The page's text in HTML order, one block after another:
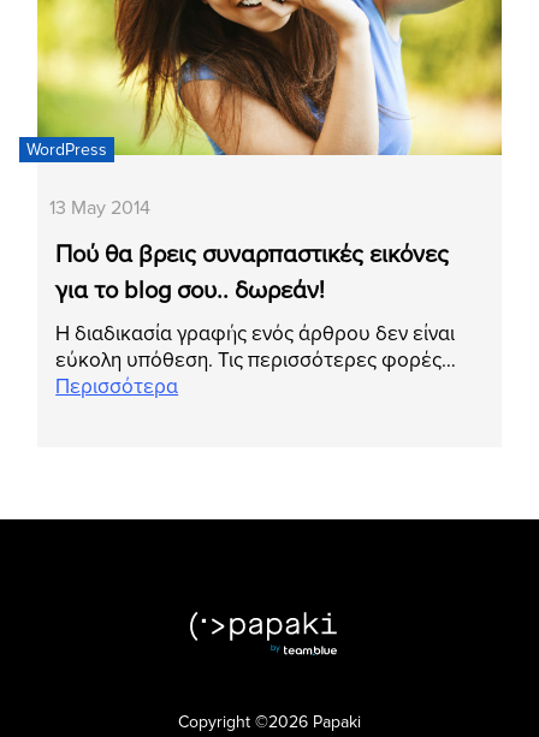
WordPress
13 May 2014
Πού θα βρεις συναρπαστικές εικόνες
για το blog σου.. δωρεάν!
Η διαδικασία γραφής ενός άρθρου δεν είναι
εύκολη υπόθεση. Τις περισσότερες φορές…
Περισσότερα
Copyright ©2026 Papaki